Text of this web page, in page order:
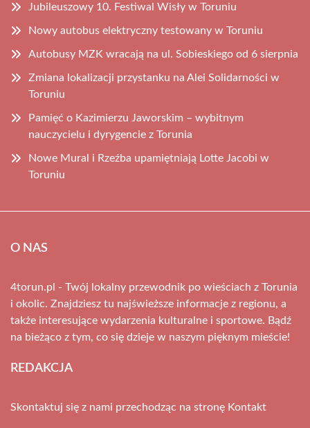
Jubileuszowy 10. Festiwal Wisły w Toruniu
Nowy autobus elektryczny testowany w Toruniu
Autobusy MZK wracają na ul. Sobieskiego od 6 sierpnia
Zmiana lokalizacji przystanku na Alei Solidarności w
Toruniu
Pamięć o Kazimierzu Jaworskim – wybitnym
nauczycielu i dyrygencie z Torunia
Nowe Mural i Rzeźba upamiętniają Lotte Jacobi w
Toruniu
O NAS
4torun.pl - Twój lokalny przewodnik po wieściach z Torunia
i okolic. Znajdziesz tu najświeższe informacje z regionu, a
także interesujące wydarzenia kulturalne i sportowe. Bądź
na bieżąco z tym, co się dzieje w naszym pięknym mieście!
REDAKCJA
Skontaktuj się z nami przechodząc na stronę Kontakt